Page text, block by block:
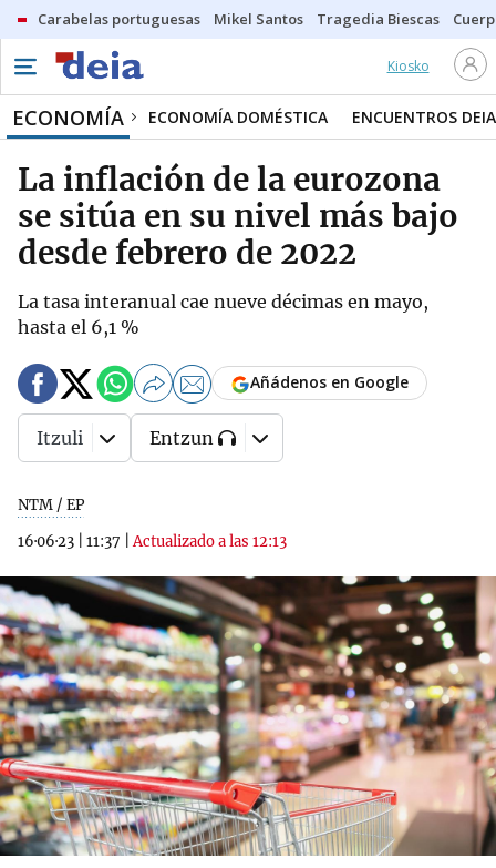
Carabelas portuguesas Mikel Santos Tragedia Biescas
Kiosko
ECONOMÍA ECONOMÍA DOMÉSTICA ENCUENTROS DEIA
La inflación de la eurozona
se sitúa en su nivel más bajo
desde febrero de 2022
La tasa interanual cae nueve décimas en mayo,
hasta el 6,1 %
NTM / EP
16·06·23
11:37 |Actualizado a las 12:13
Añádenos en Google
Itzuli Entzun